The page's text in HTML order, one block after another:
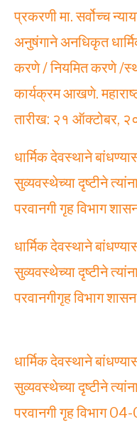
प्रकरणी मा. सर्वोच्च
अनुषंगाने अनधिकृत
करणे / नियमित करणे /
कार्यक्रम आखणे.
तारीख: २१ ऑक्टोबर,
धार्मिक देवस्थाने
सुव्यवस्थेच्या दृष्टीने
परवानगी गृह विभाग
धार्मिक देवस्थाने
सुव्यवस्थेच्या दृष्टीने
परवानगीगृह विभाग
धार्मिक देवस्थाने
सुव्यवस्थेच्या दृष्टीने
परवानगी गृह विभाग